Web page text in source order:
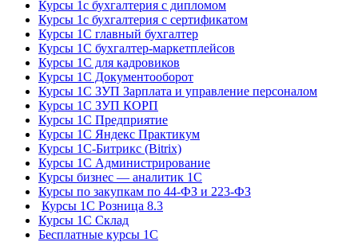
Курсы 1с бухгалтерия с дипломом
Курсы 1с бухгалтерия с сертификатом
Курсы 1С главный бухгалтер
Курсы 1С бухгалтер-маркетплейсов
Курсы 1С для кадровиков
Курсы 1С Документооборот
Курсы 1С ЗУП Зарплата и управление персоналом
Курсы 1С ЗУП КОРП
Курсы 1С Предприятие
Курсы 1С Яндекс Практикум
Курсы 1С-Битрикс (Bitrix)
Курсы 1С Администрирование
Курсы бизнес — аналитик 1С
Курсы по закупкам по 44‑ФЗ и 223‑ФЗ
Курсы 1С Розница 8.3
Курсы 1С Склад
Бесплатные курсы 1С